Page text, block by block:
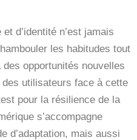
d’identité n’est jamais
les habitudes tout
opportunités nouvelles
utilisateurs face à cette
pour la résilience de la
s’accompagne
d’adaptation, mais aussi